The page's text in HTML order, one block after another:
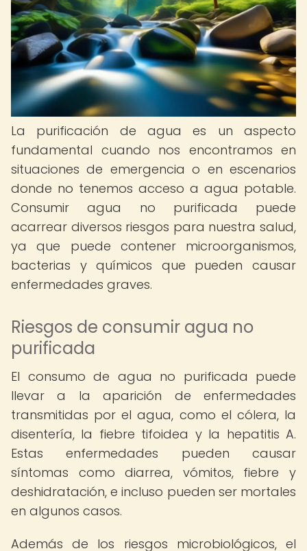
La purificación de agua es un aspecto
fundamental cuando nos encontramos en
situaciones de emergencia o en escenarios
donde no tenemos acceso a agua potable.
Consumir agua no purificada puede
acarrear diversos riesgos para nuestra salud,
ya que puede contener microorganismos,
bacterias y químicos que pueden causar
enfermedades graves.
Riesgos de consumir agua no
purificada
El consumo de agua no purificada puede
llevar a la aparición de enfermedades
transmitidas por el agua, como el cólera, la
disentería, la fiebre tifoidea y la hepatitis A.
Estas enfermedades pueden causar
síntomas como diarrea, vómitos, fiebre y
deshidratación, e incluso pueden ser mortales
en algunos casos.
Además de los riesgos microbiológicos, el